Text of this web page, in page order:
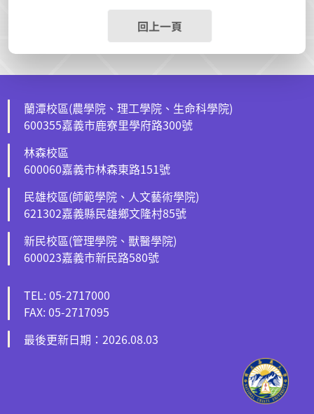
回上一頁
蘭潭校區(農學院、理工學院、生命科學院)
600355嘉義市鹿寮里學府路300號
林森校區
600060嘉義市林森東路151號
民雄校區(師範學院、人文藝術學院)
621302嘉義縣民雄鄉文隆村85號
新民校區(管理學院、獸醫學院)
600023嘉義市新民路580號
TEL: 05-2717000
FAX: 05-2717095
最後更新日期：2026.08.03